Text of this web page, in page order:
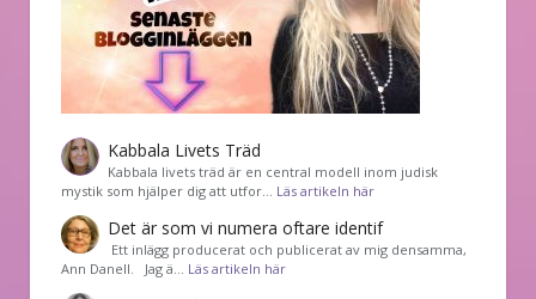
Kabbala Livets Träd
Kabbala livets träd är en central modell inom judisk
mystik som hjälper dig att utfor… Läs artikeln här
Det är som vi numera oftare identif
͏ Ett inlägg producerat och publicerat av mig densamma,
Ann Danell. Jag ä… Läs artikeln här